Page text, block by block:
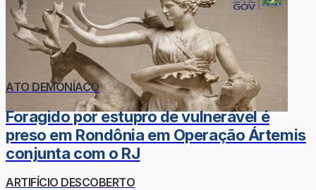
ATO DEMONÍACO
Foragido por estupro de vulnerável é
preso em Rondônia em Operação Ártemis
conjunta com o RJ
ARTIFÍCIO DESCOBERTO